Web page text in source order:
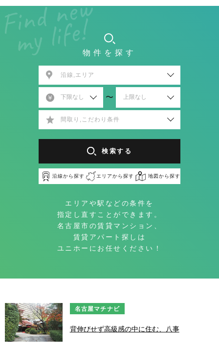
物件を探す
沿線,エリア
〜
間取り,こだわり条件
検索する
沿線から探す エリアから探す 地図から探す
エリアや駅などの条件を
指定し直すことができます。
名古屋市の賃貸マンション、
賃貸アパート探しは
ユニホーにお任せください！
名古屋マチナビ
背伸びせず高級感の中に住む、八事